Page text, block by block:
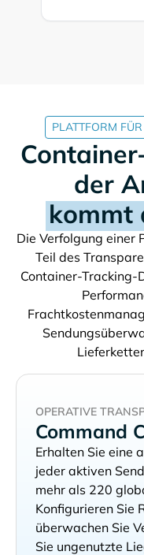
PLATTFORM
der
kommt
Die Verfolgung einer
Teil des
Container-
OPERATIVE
Command
Erhalten Sie eine
jeder aktiven
mehr als 220
Konfigurieren Sie
überwachen Sie
Sie ungenutzte